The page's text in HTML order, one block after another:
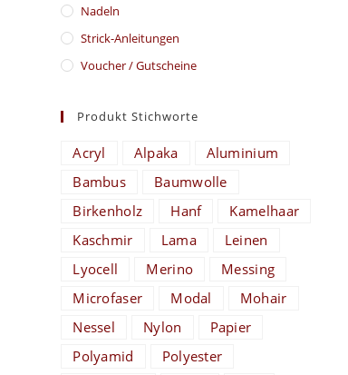
Nadeln
Strick-Anleitungen
Voucher / Gutscheine
Produkt Stichworte
Acryl Alpaka
Aluminium
Bambus
Baumwolle
Birkenholz
Hanf
Kamelhaar
Kaschmir
Lama
Leinen
Lyocell
Merino
Messing
Microfaser
Modal
Mohair
Nessel
Nylon
Papier
Polyamid
Polyester